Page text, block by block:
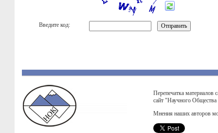
Введите код:
Перепечатка материалов
сайт "Научного
Мнения наших авторов